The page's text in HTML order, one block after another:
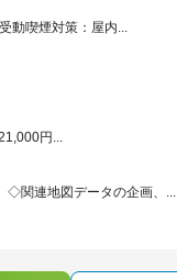
動喫煙対策：屋内...
円...
◇関連地図データの企画、...